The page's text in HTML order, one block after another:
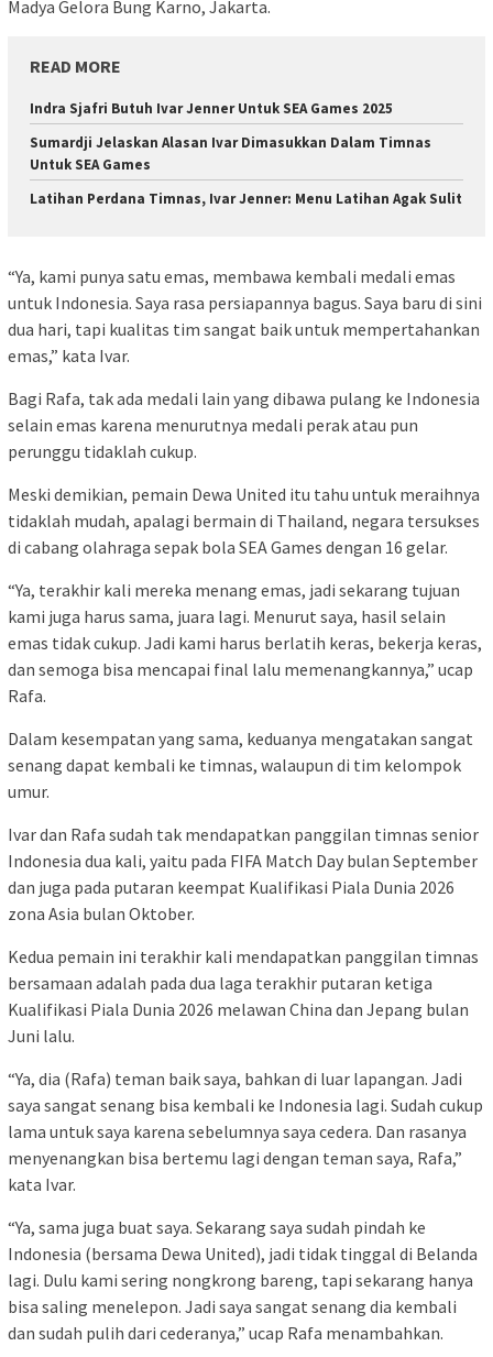
Madya Gelora Bung Karno, Jakarta.
READ MORE
Indra Sjafri Butuh Ivar Jenner Untuk SEA Games 2025
Sumardji Jelaskan Alasan Ivar Dimasukkan Dalam Timnas
Untuk SEA Games
Latihan Perdana Timnas, Ivar Jenner: Menu Latihan Agak Sulit
“Ya, kami punya satu emas, membawa kembali medali emas
untuk Indonesia. Saya rasa persiapannya bagus. Saya baru di sini
dua hari, tapi kualitas tim sangat baik untuk mempertahankan
emas,” kata Ivar.
Bagi Rafa, tak ada medali lain yang dibawa pulang ke Indonesia
selain emas karena menurutnya medali perak atau pun
perunggu tidaklah cukup.
Meski demikian, pemain Dewa United itu tahu untuk meraihnya
tidaklah mudah, apalagi bermain di Thailand, negara tersukses
di cabang olahraga sepak bola SEA Games dengan 16 gelar.
“Ya, terakhir kali mereka menang emas, jadi sekarang tujuan
kami juga harus sama, juara lagi. Menurut saya, hasil selain
emas tidak cukup. Jadi kami harus berlatih keras, bekerja keras,
dan semoga bisa mencapai final lalu memenangkannya,” ucap
Rafa.
Dalam kesempatan yang sama, keduanya mengatakan sangat
senang dapat kembali ke timnas, walaupun di tim kelompok
umur.
Ivar dan Rafa sudah tak mendapatkan panggilan timnas senior
Indonesia dua kali, yaitu pada FIFA Match Day bulan September
dan juga pada putaran keempat Kualifikasi Piala Dunia 2026
zona Asia bulan Oktober.
Kedua pemain ini terakhir kali mendapatkan panggilan timnas
bersamaan adalah pada dua laga terakhir putaran ketiga
Kualifikasi Piala Dunia 2026 melawan China dan Jepang bulan
Juni lalu.
“Ya, dia (Rafa) teman baik saya, bahkan di luar lapangan. Jadi
saya sangat senang bisa kembali ke Indonesia lagi. Sudah cukup
lama untuk saya karena sebelumnya saya cedera. Dan rasanya
menyenangkan bisa bertemu lagi dengan teman saya, Rafa,”
kata Ivar.
“Ya, sama juga buat saya. Sekarang saya sudah pindah ke
Indonesia (bersama Dewa United), jadi tidak tinggal di Belanda
lagi. Dulu kami sering nongkrong bareng, tapi sekarang hanya
bisa saling menelepon. Jadi saya sangat senang dia kembali
dan sudah pulih dari cederanya,” ucap Rafa menambahkan.